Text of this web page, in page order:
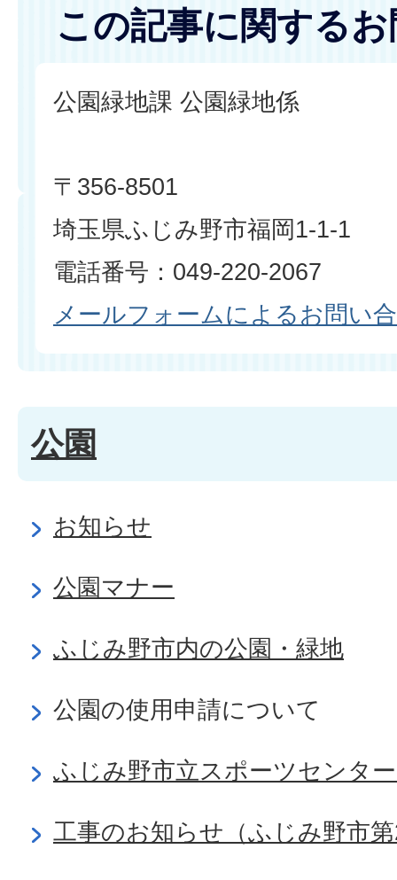
この記事に関する
公園緑地課 公園緑地係
〒356-8501
埼玉県ふじみ野市福岡1-1-1
電話番号：049-220-2067
メールフォームによるお問い
公園
お知らせ
公園マナー
ふじみ野市内の公園・緑地
公園の使用申請について
ふじみ野市立スポーツセンタ
工事のお知らせ（ふじみ野市